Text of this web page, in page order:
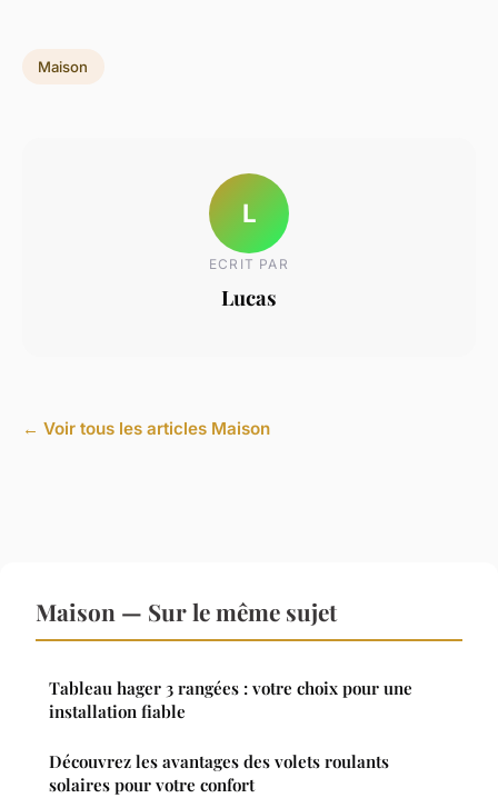
Maison
L
ECRIT PAR
Lucas
← Voir tous les articles Maison
Maison — Sur le même sujet
Tableau hager 3 rangées : votre choix pour une
installation fiable
Découvrez les avantages des volets roulants
solaires pour votre confort